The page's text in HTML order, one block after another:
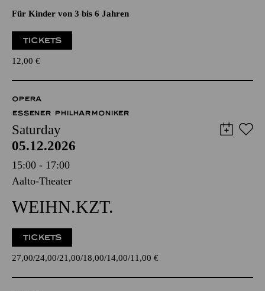
Für Kinder von 3 bis 6 Jahren
TICKETS
12,00 €
OPERA
ESSENER PHILHARMONIKER
Saturday
05.12.2026
15:00 - 17:00
Aalto-Theater
WEIHN.KZT.
TICKETS
27,00 24,00 21,00 18,00 14,00 11,00 €